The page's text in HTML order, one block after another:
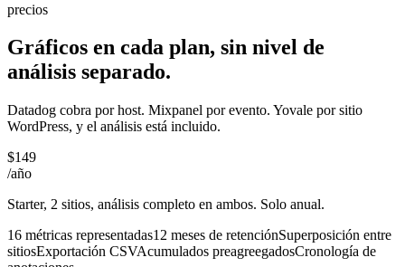
precios
Gráficos en cada plan, sin nivel de
análisis separado.
Datadog cobra por host. Mixpanel por evento. Yovale por sitio
WordPress, y el análisis está incluido.
$149
/año
Starter, 2 sitios, análisis completo en ambos. Solo anual.
16 métricas representadas12 meses de retenciónSuperposición entre
sitiosExportación CSVAcumulados preagreegadosCronología de